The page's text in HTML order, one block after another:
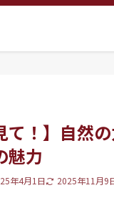
て！】自然
魅力
年4月1日 2025年11月9